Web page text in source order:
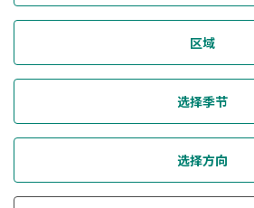
区域
选择季节
选择方向